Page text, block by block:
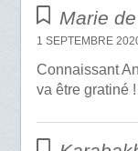
Marie
1 SEPTEMBRE
Connaissant
va être gratiné !